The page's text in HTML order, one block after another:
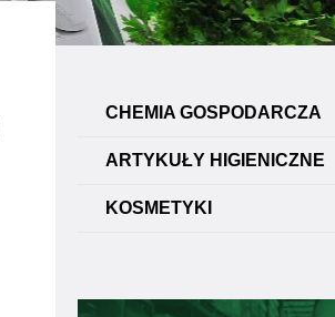
CHEMIA GOSPODARCZA
ARTYKUŁY HIGIENICZNE
KOSMETYKI